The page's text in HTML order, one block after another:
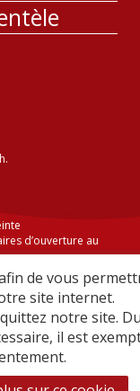
d’ouverture au
de vous
site internet.
notre site.
il est